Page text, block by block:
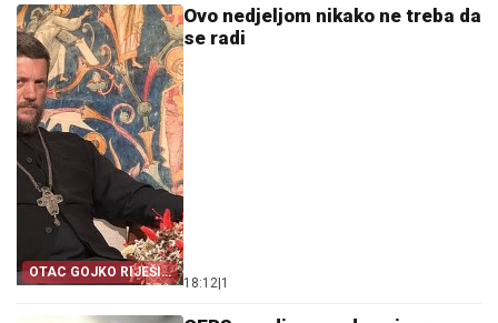
OTAC GOJKO RIJEŠIO
VJEČITU DILEMU
Ovo nedjeljom nikako ne treba da
se radi
18:12 1